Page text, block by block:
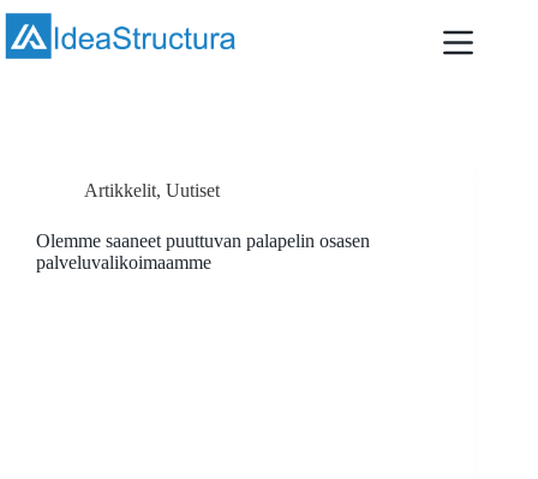
Skip
content
Artikkelit, Uutiset
Olemme saaneet puuttuvan palapelin osasen
palveluvalikoimaamme